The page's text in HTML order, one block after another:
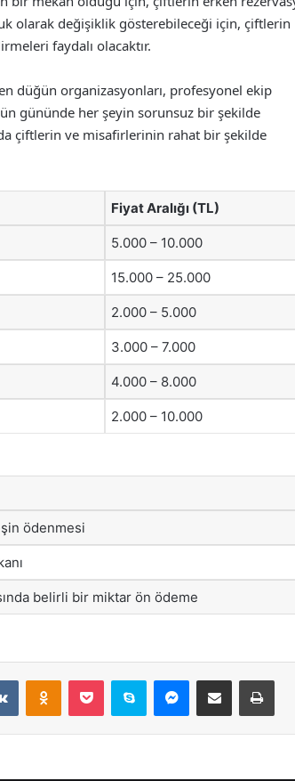
olarak değişiklik gösterebileceği için, çiftlerin
faydalı olacaktır.
düğün organizasyonları, profesyonel ekip
gününde her şeyin sorunsuz bir şekilde
çiftlerin ve misafirlerinin rahat bir şekilde
Fiyat Aralığı (TL)
5.000 – 10.000
15.000 – 25.000
2.000 – 5.000
3.000 – 7.000
4.000 – 8.000
2.000 – 10.000
ödenmesi
belirli bir miktar ön ödeme
VKontakteOdnoklassniki
Pocket Skype Messenger
E-Posta ile paylaş